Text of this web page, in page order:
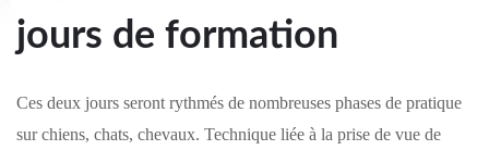
jours de formation
Ces deux jours seront rythmés de nombreuses phases de pratique
sur chiens, chats, chevaux. Technique liée à la prise de vue de